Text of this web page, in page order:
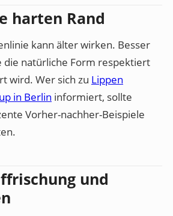
harten Rand
kann älter wirken. Besser
die natürliche Form respektiert
wird. Wer sich zu Lippen
in Berlin informiert, sollte
Vorher-nachher-Beispiele
und